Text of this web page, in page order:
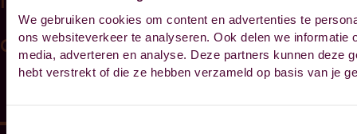
We gebruiken cookies om content en advertenties te
ons websiteverkeer te analyseren. Ook delen we
media, adverteren en analyse. Deze partners kunnen deze
hebt verstrekt of die ze hebben verzameld op basis van je
Toestemmingsselectie
Open informatie link lijst
Contact
Open contact link lijst